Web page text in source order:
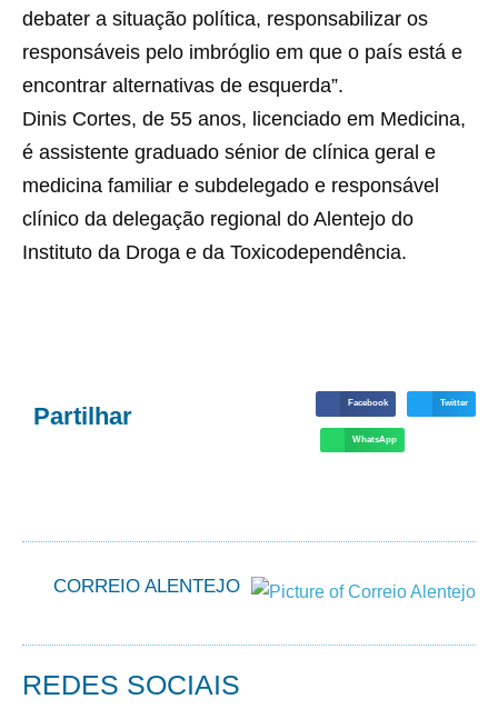
debater a situação política, responsabilizar os
responsáveis pelo imbróglio em que o país está e
encontrar alternativas de esquerda”.
Dinis Cortes, de 55 anos, licenciado em Medicina,
é assistente graduado sénior de clínica geral e
medicina familiar e subdelegado e responsável
clínico da delegação regional do Alentejo do
Instituto da Droga e da Toxicodependência.
Partilhar Facebook Twitter
WhatsApp
CORREIO ALENTEJO
REDES SOCIAIS